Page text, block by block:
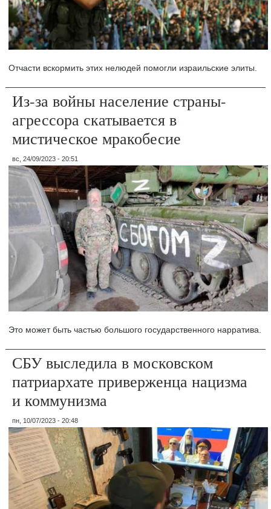
Отчасти вскормить этих нелюдей помогли израильские элиты.
Из-за войны население страны-
агрессора скатывается в
мистическое мракобесие
вс, 24/09/2023 - 20:51
Это может быть частью большого государственного нарратива.
СБУ выследила в московском
патриархате приверженца нацизма
и коммунизма
пн, 10/07/2023 - 20:48